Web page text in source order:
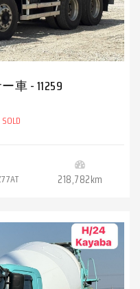
車 - 11259
218,782km